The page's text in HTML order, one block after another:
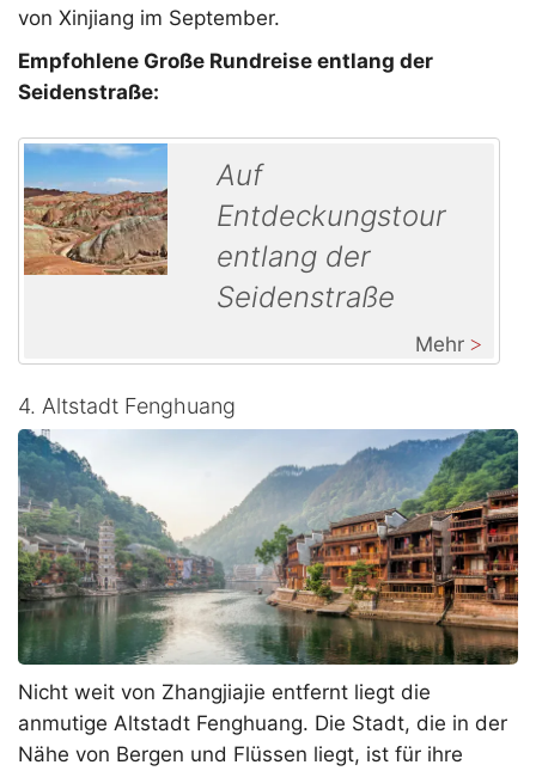
von Xinjiang im September.
Empfohlene Große Rundreise entlang der
Seidenstraße:
Auf
Entdeckungstour
entlang der
Seidenstraße
Mehr
4. Altstadt Fenghuang
Nicht weit von Zhangjiajie entfernt liegt die
anmutige Altstadt Fenghuang. Die Stadt, die in der
Nähe von Bergen und Flüssen liegt, ist für ihre